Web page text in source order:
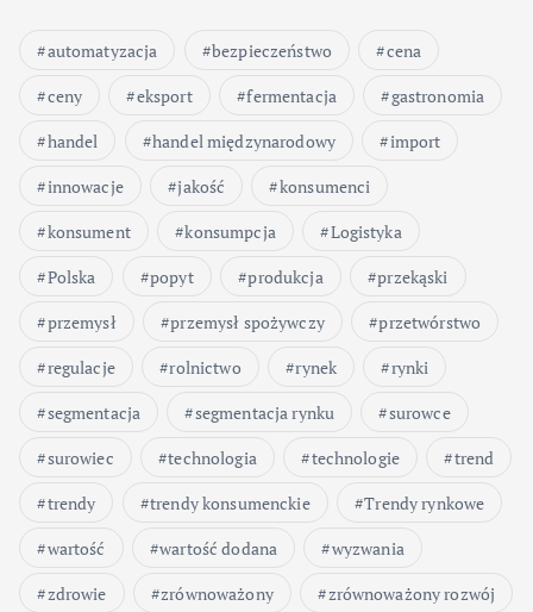
automatyzacja bezpieczeństwo
cena
ceny
eksport fermentacja
gastronomia
handel
handel międzynarodowy
import
innowacje
jakość
konsumenci
konsument
konsumpcja
Logistyka
Polska
popyt produkcja
przekąski
przemysł
przemysł spożywczy
przetwórstwo
regulacje
rolnictwo rynek
rynki
segmentacja
segmentacja rynku
surowce
surowiec
technologia technologie
trend
trendy
trendy konsumenckie
Trendy rynkowe
wartość
wartość dodana
wyzwania
zdrowie
zrównoważony
zrównoważony rozwój